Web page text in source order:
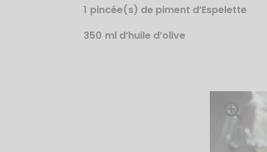
1 pincée(s) de piment d’Espelette
350 ml d’huile d’olive
Ouvrir